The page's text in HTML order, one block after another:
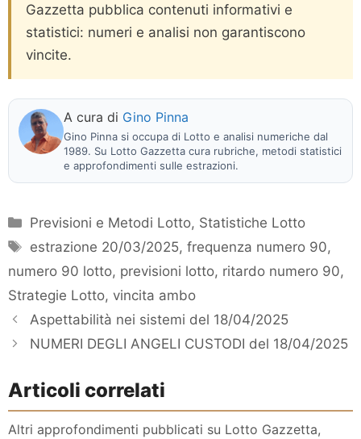
Gazzetta pubblica contenuti informativi e
statistici: numeri e analisi non garantiscono
vincite.
A cura di Gino Pinna
Gino Pinna si occupa di Lotto e analisi numeriche dal
1989. Su Lotto Gazzetta cura rubriche, metodi statistici
e approfondimenti sulle estrazioni.
Categorie
Previsioni e Metodi Lotto, Statistiche Lotto
Tag
estrazione 20/03/2025,frequenza numero 90,
numero 90 lotto, previsioni lotto, ritardo numero 90,
Strategie Lotto, vincita ambo
Aspettabilità nei sistemi del 18/04/2025
NUMERI DEGLI ANGELI CUSTODI del 18/04/2025
Articoli correlati
Altri approfondimenti pubblicati su Lotto Gazzetta,